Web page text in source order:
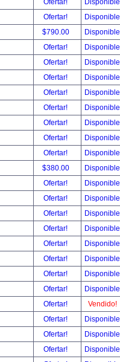
Ofertar!
Disponible
Ofertar!
Disponible
$790.00
Disponible
Ofertar!
Disponible
Ofertar!
Disponible
Ofertar!
Disponible
Ofertar!
Disponible
Ofertar!
Disponible
Ofertar!
Disponible
Ofertar!
Disponible
Ofertar!
Disponible
$380.00
Disponible
Ofertar!
Disponible
Ofertar!
Disponible
Ofertar!
Disponible
Ofertar!
Disponible
Ofertar!
Disponible
Ofertar!
Disponible
Ofertar!
Disponible
Ofertar!
Disponible
Ofertar!
Vendido!
Ofertar!
Disponible
Ofertar!
Disponible
Ofertar!
Disponible